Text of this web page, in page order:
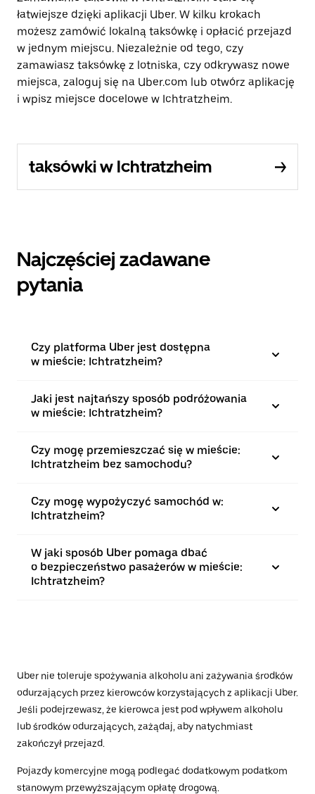
łatwiejsze dzięki aplikacji Uber. W kilku krokach
możesz zamówić lokalną taksówkę i opłacić przejazd
w jednym miejscu. Niezależnie od tego, czy
zamawiasz taksówkę z lotniska, czy odkrywasz nowe
miejsca, zaloguj się na Uber.com lub otwórz aplikację
i wpisz miejsce docelowe w Ichtratzheim.
taksówki w Ichtratzheim
Najczęściej zadawane
pytania
Czy platforma Uber jest dostępna
w mieście: Ichtratzheim?
Jaki jest najtańszy sposób podróżowania
w mieście: Ichtratzheim?
Czy mogę przemieszczać się w mieście:
Ichtratzheim bez samochodu?
Czy mogę wypożyczyć samochód w:
Ichtratzheim?
W jaki sposób Uber pomaga dbać
o bezpieczeństwo pasażerów w mieście:
Ichtratzheim?
Uber nie toleruje spożywania alkoholu ani zażywania środków
odurzających przez kierowców korzystających z aplikacji Uber.
Jeśli podejrzewasz, że kierowca jest pod wpływem alkoholu
lub środków odurzających, zażądaj, aby natychmiast
zakończył przejazd.
Pojazdy komercyjne mogą podlegać dodatkowym podatkom
stanowym przewyższającym opłatę drogową.